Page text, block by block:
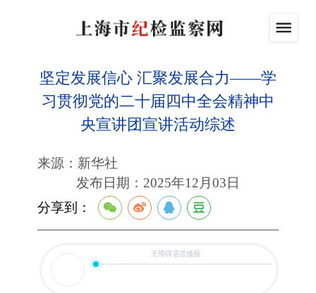
坚定发展信心 汇聚发展合力——学
习贯彻党的二十届四中全会精神中
央宣讲团宣讲活动综述
来源：新华社
发布日期：2025年12月03日
分享到：